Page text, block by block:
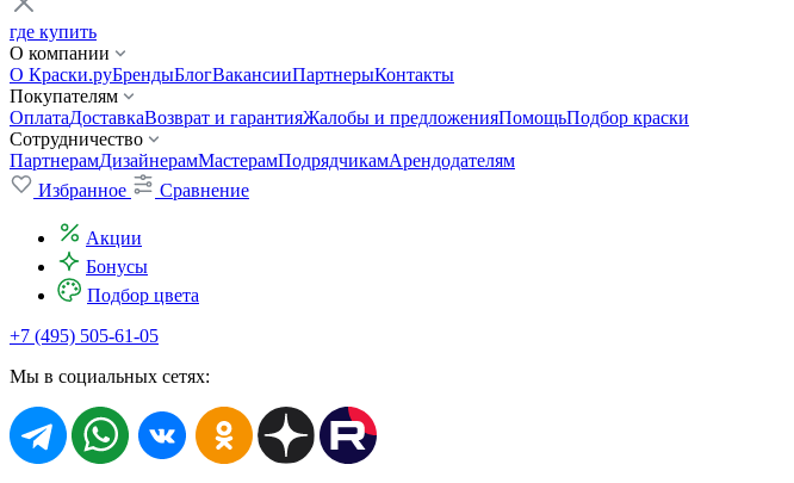
где купить
О компании
О Краски.руБрендыБлогВакансииПартнерыКонтакты
Покупателям
ОплатаДоставкаВозврат и гарантияЖалобы и предложенияПомощьПодбор краски
Сотрудничество
ПартнерамДизайнерамМастерамПодрядчикамАрендодателям
Избранное
Сравнение
Акции
Бонусы
Подбор цвета
+7 (495) 505-61-05
Мы в социальных сетях: